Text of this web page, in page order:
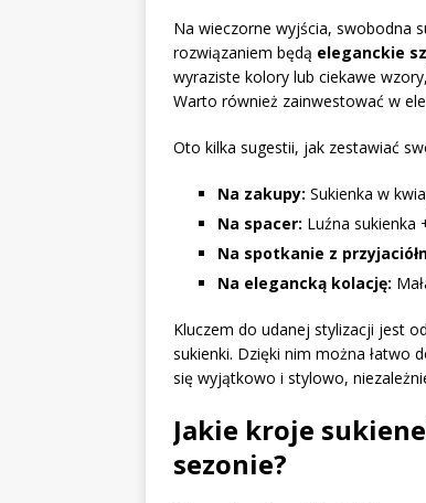
Na wieczorne wyjścia, swobodna
rozwiązaniem będą eleganckie
wyraziste kolory lub ciekawe
Warto również zainwestować w
Oto kilka sugestii, jak zestawiać
Na zakupy: Sukienka w
Na spacer: Luźna sukienka
Na spotkanie z
Na elegancką kolację:
Kluczem do udanej stylizacji jest
sukienki. Dzięki nim można łatwo
się wyjątkowo i stylowo,
Jakie kroje
sezonie?